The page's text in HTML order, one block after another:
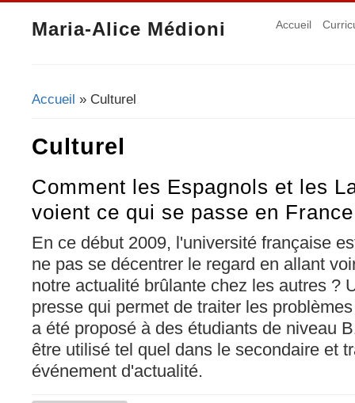
Maria-Alice Médioni Accueil
Vous êtes ici
Accueil » Culturel
Culturel
Comment les Espagnols et les
voient ce qui se passe en France
En ce début 2009, l'université française
ne pas se décentrer le regard en allant
notre actualité brûlante chez les autres ?
presse qui permet de traiter les
a été proposé à des étudiants de niveau
être utilisé tel quel dans le secondaire et
événement d'actualité.